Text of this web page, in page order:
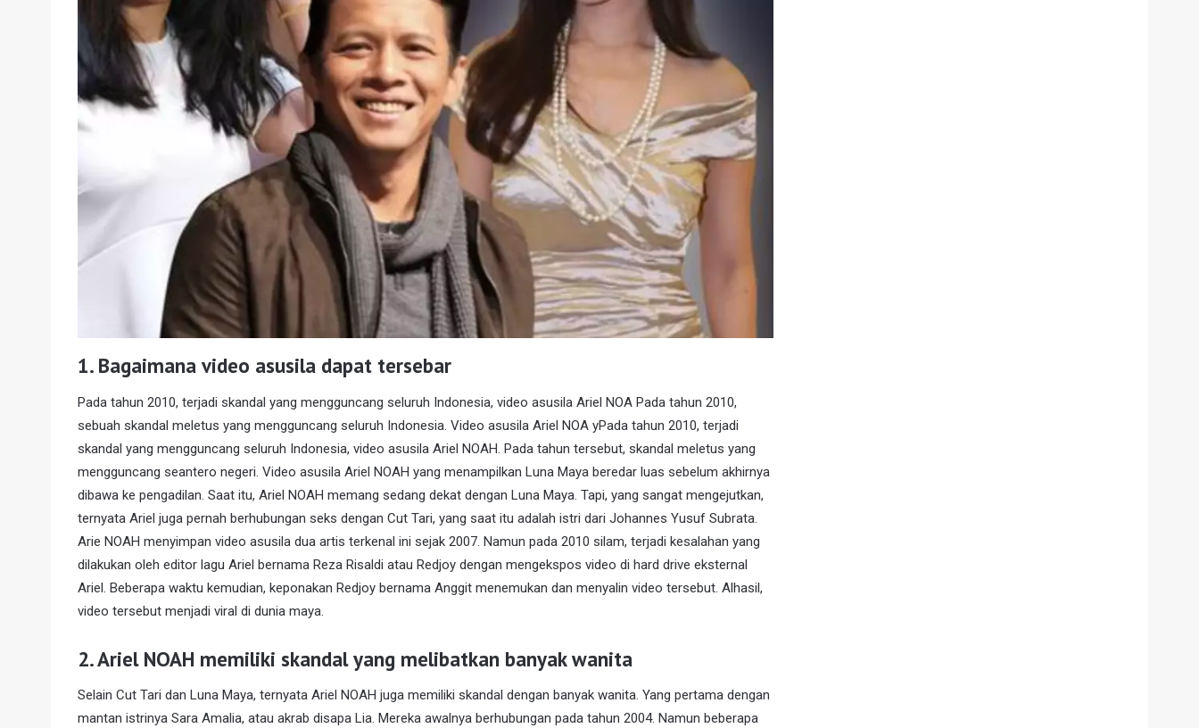
1. Bagaimana video asusila dapat tersebar
Pada tahun 2010, terjadi skandal yang mengguncang seluruh Indonesia, video asusila Ariel NOA Pada tahun 2010,
sebuah skandal meletus yang mengguncang seluruh Indonesia. Video asusila Ariel NOA yPada tahun 2010, terjadi
skandal yang mengguncang seluruh Indonesia, video asusila Ariel NOAH. Pada tahun tersebut, skandal meletus yang
mengguncang seantero negeri. Video asusila Ariel NOAH yang menampilkan Luna Maya beredar luas sebelum akhirnya
dibawa ke pengadilan. Saat itu, Ariel NOAH memang sedang dekat dengan Luna Maya. Tapi, yang sangat mengejutkan,
ternyata Ariel juga pernah berhubungan seks dengan Cut Tari, yang saat itu adalah istri dari Johannes Yusuf Subrata.
Arie NOAH menyimpan video asusila dua artis terkenal ini sejak 2007. Namun pada 2010 silam, terjadi kesalahan yang
dilakukan oleh editor lagu Ariel bernama Reza Risaldi atau Redjoy dengan mengekspos video di hard drive eksternal
Ariel. Beberapa waktu kemudian, keponakan Redjoy bernama Anggit menemukan dan menyalin video tersebut. Alhasil,
video tersebut menjadi viral di dunia maya.
2.Ariel NOAH memiliki skandal yang melibatkan banyak wanita
Selain Cut Tari dan Luna Maya, ternyata Ariel NOAH juga memiliki skandal dengan banyak wanita. Yang pertama dengan
mantan istrinya Sara Amalia, atau akrab disapa Lia. Mereka awalnya berhubungan pada tahun 2004. Namun beberapa